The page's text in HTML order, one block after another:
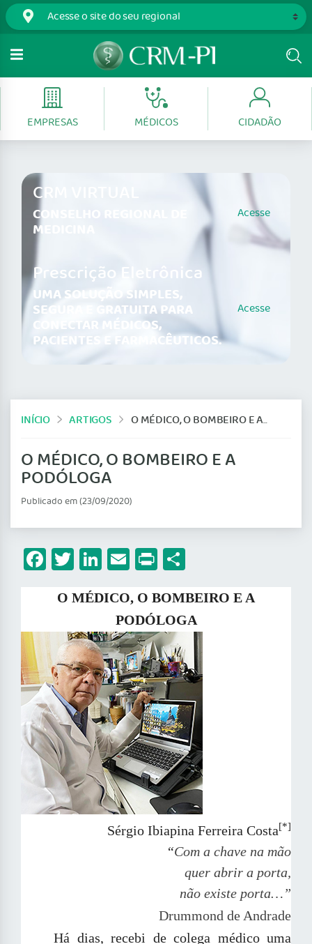
EMPRESAS MÉDICOS CIDADÃO
CRM VIRTUAL
CONSELHO REGIONAL DE
MEDICINA
Acesse
Prescrição Eletrônica
UMA SOLUÇÃO SIMPLES,
SEGURA E GRATUITA PARA
CONECTAR MÉDICOS,
PACIENTES E FARMACÊUTICOS.
Acesse
INÍCIO ARTIGOS O MÉDICO, O BOMBEIRO E A PODÓLOGA
O MÉDICO, O BOMBEIRO E A
PODÓLOGA
Publicado em (23/09/2020)
Facebook
Twitter
LinkedIn
Email
Print
O MÉDICO, O BOMBEIRO E A
PODÓLOGA
Sérgio Ibiapina Ferreira Costa[*]
“Com a chave na mão
quer abrir a porta,
não existe porta…”
Drummond de Andrade
Há dias, recebi de colega médico uma